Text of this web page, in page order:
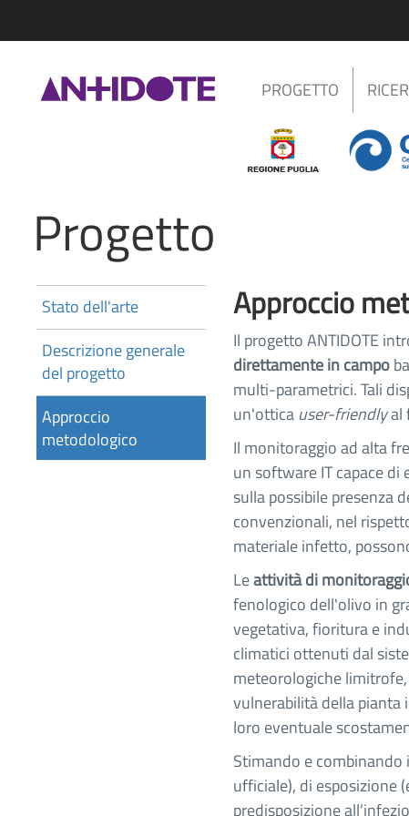
PROGETTO
Progetto
Stato dell'arte
Descrizione generale
del progetto
Approccio
metodologico
Approccio
Il progetto ANTIDOTE
direttamente in campo
multi-parametrici. Tali
un'ottica user-friendlyal
Il monitoraggio ad alta
un software IT capace di
sulla possibile presenza
convenzionali, nel
materiale infetto,
Leattività di
fenologico dell'olivo in
vegetativa, fioritura e
climatici ottenuti dal
meteorologiche
vulnerabilità della
loro eventuale
Stimando e
ufficiale), di esposizione
predisposizione